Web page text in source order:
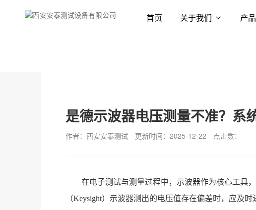
首页 关于我们 产
是德示波器电压测量不准？系
作者：西安安泰测试 更新时间：2025-12-22 点击数：
在电子测试与测量过程中，示波器作为核心工具
（Keysight）示波器测出的电压值存在偏差时，应及